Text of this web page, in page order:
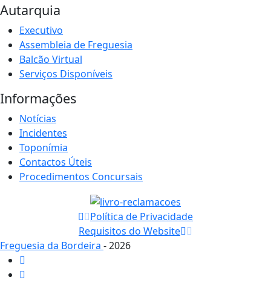
Autarquia
Executivo
Assembleia de Freguesia
Balcão Virtual
Serviços Disponíveis
Informações
Notícias
Incidentes
Toponímia
Contactos Úteis
Procedimentos Concursais
Política de Privacidade
Requisitos do Website
Freguesia da Bordeira - 2026